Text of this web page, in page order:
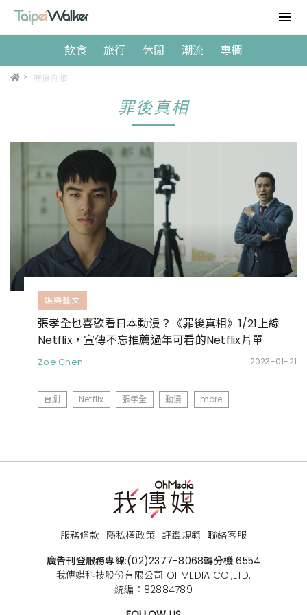
飲食 旅行 休閒 潮流 專欄
> 罪後真相
罪後真相
娛樂藝文
張孝全也喜歡看日本動漫？《罪後真相》1/21上線
Netflix，宣傳不忘推薦過年可看的Netflix片單
Zoe Chen 2023-01-21
台劇 Netflix 張孝全 動漫 more
服務條款 隱私權政策 評鑑規範 聯絡客服
廣告刊登服務專線:(02)2377-8068轉分機 6554
我傳媒科技股份有限公司 OHMEDIA CO.,LTD.
統編：82884789